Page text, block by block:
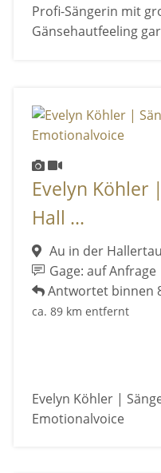
Profi-Sängerin mit
Gänsehautfeeling
Evelyn Köhler
Hall ...
Au in der Hallertau
Gage: auf Anfrage
Antwortet binnen
ca. 89 km entfernt
Evelyn Köhler |
Emotionalvoice